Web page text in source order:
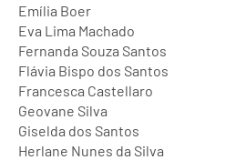
Emília Boer
Eva Lima Machado
Fernanda Souza Santos
Flávia Bispo dos Santos
Francesca Castellaro
Geovane Silva
Giselda dos Santos
Herlane Nunes da Silva